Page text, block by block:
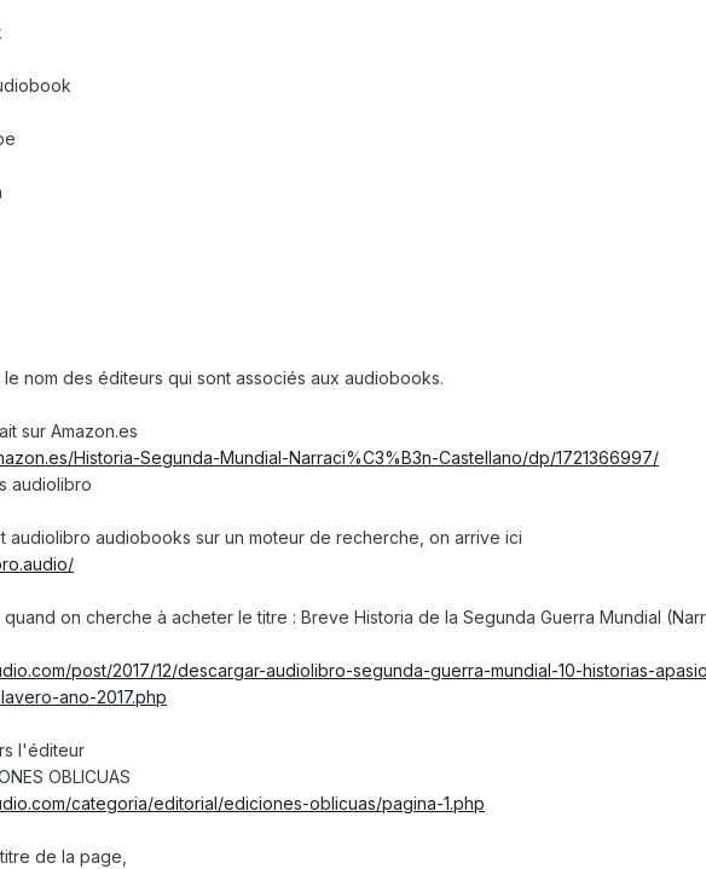
le nom des éditeurs qui sont associés aux audiobooks.
sur Amazon.es
Historia-Segunda-Mundial-Narraci%C3%B3n-Castellano/dp/1721366997/
audiolibro
audiolibro audiobooks sur un moteur de recherche, on arrive ici
on cherche à acheter le titre : Breve Historia de la Segunda Guerra Mundial
post/2017/12/descargar-audiolibro-segunda-guerra-mundial-10-historias-
ano-2017.php
l'éditeur
OBLICUAS
categoria/editorial/ediciones-oblicuas/pagina-1.php
de la page,